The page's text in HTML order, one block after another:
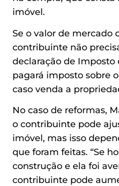
imóvel.
Se o valor de mercado
contribuinte não
declaração de Imposto
pagará imposto sobre
caso venda a
No caso de reformas,
o contribuinte pode
imóvel, mas isso
que foram feitas. “Se
construção e ela foi
contribuinte pode